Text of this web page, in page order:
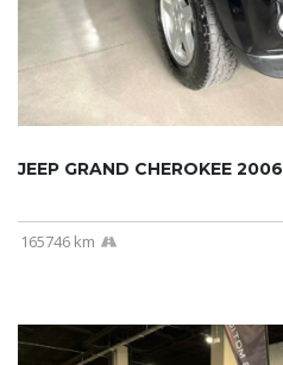
JEEP GRAND CHEROKEE 2006
165746 km